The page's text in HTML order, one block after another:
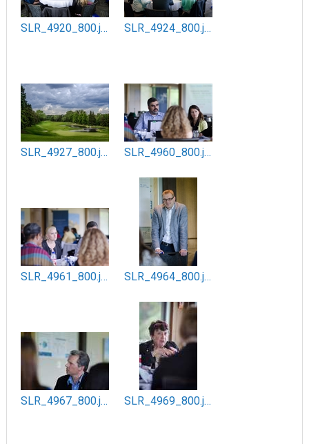
SLR_4920_800.jpg SLR_4924_800.jpg
SLR_4927_800.jpg SLR_4960_800.jpg
SLR_4961_800.jpg SLR_4964_800.jpg
SLR_4967_800.jpg SLR_4969_800.jpg